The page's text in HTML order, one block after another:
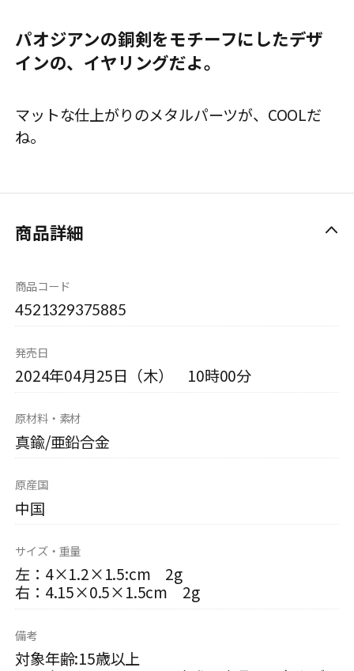
パオジアンの銅剣をモチーフにしたデザ
インの、イヤリングだよ。
マットな仕上がりのメタルパーツが、COOLだ
ね。
商品詳細
商品コード
4521329375885
発売日
2024年04月25日（木） 10時00分
原材料・素材
真鍮/亜鉛合金
原産国
中国
サイズ・重量
左：4×1.2×1.5:cm 2g
右：4.15×0.5×1.5cm 2g
備考
対象年齢:15歳以上